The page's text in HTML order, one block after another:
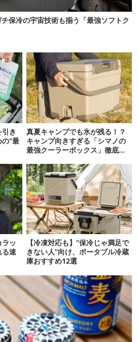
保冷の宇宙技術も揃う「最強ソフトク
き
“最
真夏キャンプでも氷が残る！？
キャンプ向きすぎる「シマノの
最強クーラーボックス」徹底解
ラッ
る速
【冷凍対応も】“保冷じゃ満足で
きない人”向け、ポータブル冷蔵
庫おすすめ12選